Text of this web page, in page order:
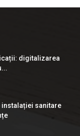
digitalizarea
instalației sanitare